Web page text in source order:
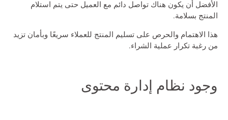
الأفضل أن يكون هناك تواصل دائم مع العميل حتى يتم استلام
المنتج بسلامة.
هذا الاهتمام والحرص على تسليم المنتج للعملاء سريعًا وبأمان تزيد
من رغبة تكرار عملية الشراء.
وجود نظام إدارة محتوى